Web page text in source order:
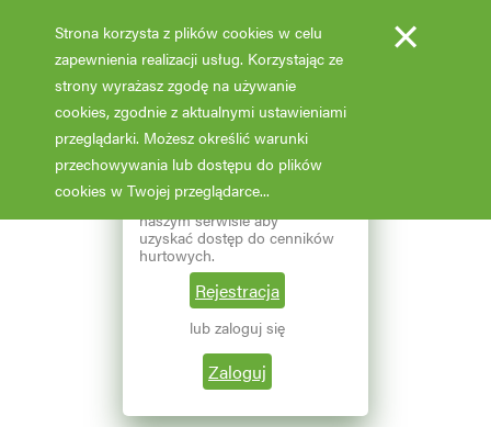
Reprezentujesz branżę
ogrodniczą? Zarejestruj się w
naszym serwisie aby
uzyskać dostęp do cenników
hurtowych.
Rejestracja
lub zaloguj się
Zaloguj
Fotooferta cenowa - hurt
Aktualizacja: 07.02.2026 godz: 02:03
Pokaż filtry
Wybierz grupę roślin
Wybierz nazwę rośliny
Aktualna liczba wyników: 174
1
Strona korzysta z plików cookies w celu
zapewnienia realizacji usług. Korzystając ze
strony wyrażasz zgodę na używanie
cookies, zgodnie z aktualnymi ustawieniami
przeglądarki. Możesz określić warunki
przechowywania lub dostępu do plików
cookies w Twojej przeglądarce...
×